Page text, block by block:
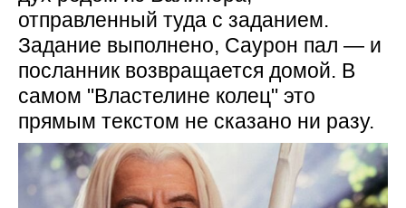
отправленный туда с заданием.
Задание выполнено, Саурон пал — и
посланник возвращается домой. В
самом "Властелине колец" это
прямым текстом не сказано ни разу.